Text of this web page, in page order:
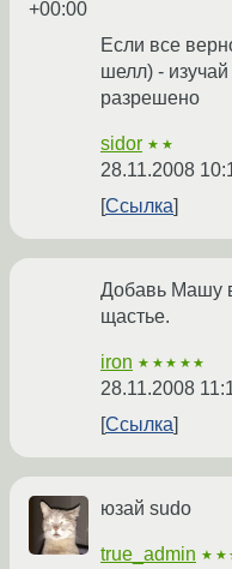
+00:00
Если все
шелл) -
разрешено
sidor ★★
28.11.2008
Ссылка
Добавь Машу
щастье.
iron ★★★★★
28.11.2008
Ссылка
юзай sudo
true_admin